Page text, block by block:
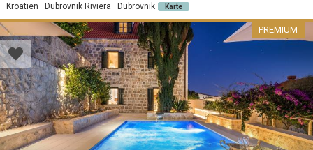
Kroatien · Dubrovnik Riviera · Dubrovnik Karte
PREMIUM